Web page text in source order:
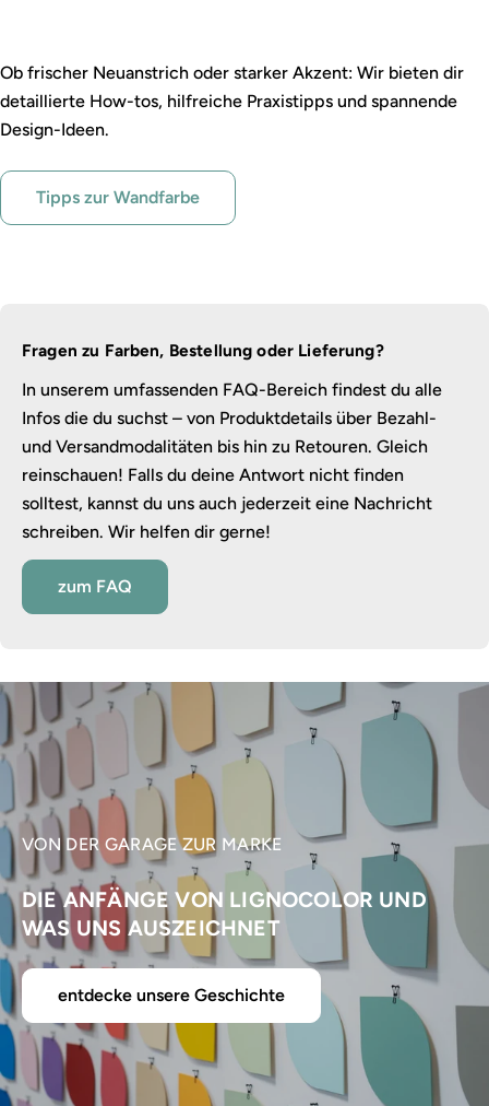
Ob frischer Neuanstrich oder starker Akzent: Wir bieten dir
detaillierte How-tos, hilfreiche Praxistipps und spannende
Design-Ideen.
Tipps zur Wandfarbe
Fragen zu Farben, Bestellung oder Lieferung?
In unserem umfassenden FAQ-Bereich findest du alle
Infos die du suchst – von Produktdetails über Bezahl-
und Versandmodalitäten bis hin zu Retouren. Gleich
reinschauen! Falls du deine Antwort nicht finden
solltest, kannst du uns auch jederzeit eine Nachricht
schreiben. Wir helfen dir gerne!
zum FAQ
VON DER GARAGE ZUR MARKE
DIE ANFÄNGE VON LIGNOCOLOR UND
WAS UNS AUSZEICHNET
entdecke unsere Geschichte